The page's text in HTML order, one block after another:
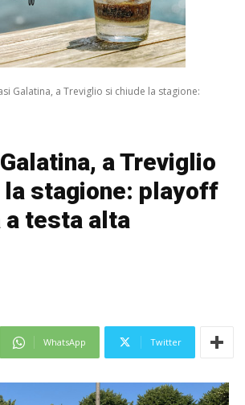
Galatina, a Treviglio si chiude la stagione:
a Treviglio
la stagione: playoff
a testa alta
WhatsApp Twitter